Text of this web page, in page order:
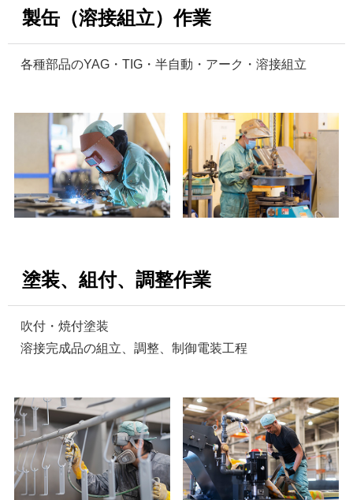
製缶（溶接組立）作業
各種部品のYAG・TIG・半自動・アーク・溶接組立
塗装、組付、調整作業
吹付・焼付塗装
溶接完成品の組立、調整、制御電装工程